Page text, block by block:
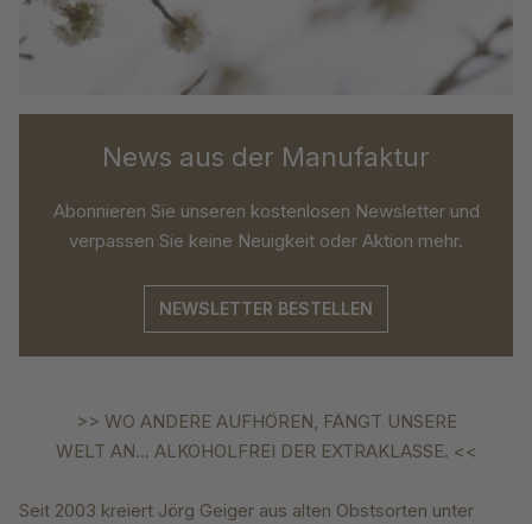
News aus der Manufaktur
Abonnieren Sie unseren kostenlosen Newsletter und
verpassen Sie keine Neuigkeit oder Aktion mehr.
NEWSLETTER BESTELLEN
>> WO ANDERE AUFHÖREN, FÄNGT UNSERE
WELT AN... ALKOHOLFREI DER EXTRAKLASSE. <<
Seit 2003 kreiert Jörg Geiger aus alten Obstsorten unter